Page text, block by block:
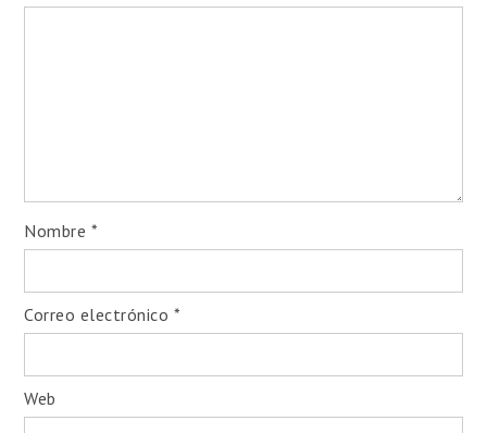
Nombre *
Correo electrónico *
Web